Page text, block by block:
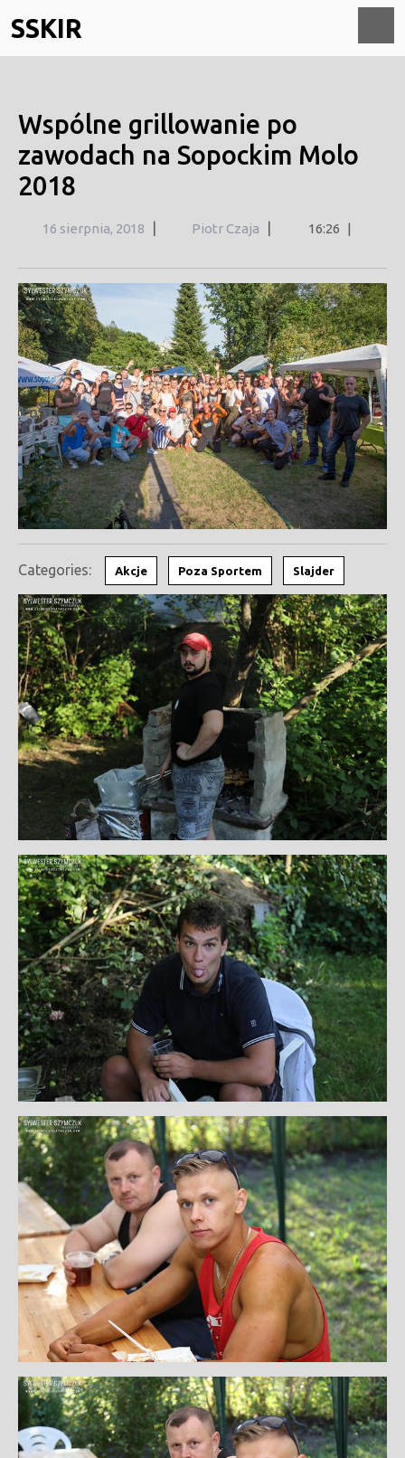
to
content
SSKIR
Wspólne grillowanie po
zawodach na Sopockim Molo
2018
16 sierpnia, 201816
2018
Piotr Czaja 16:26 |
Categories: Akcje Poza Sportem Slajder